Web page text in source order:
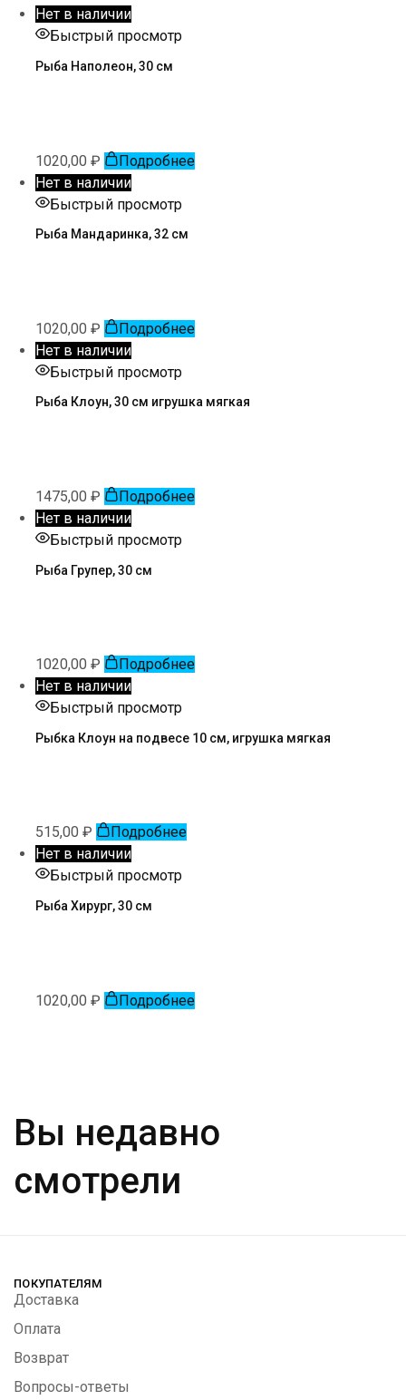
Нет в наличии
Быстрый просмотр
Рыба Наполеон, 30 см
1020,00 ₽
Подробнее
Нет в наличии
Быстрый просмотр
Рыба Мандаринка, 32 см
1020,00 ₽
Подробнее
Нет в наличии
Быстрый просмотр
Рыба Клоун, 30 см игрушка мягкая
1475,00 ₽
Подробнее
Нет в наличии
Быстрый просмотр
Рыба Групер, 30 см
1020,00 ₽
Подробнее
Нет в наличии
Быстрый просмотр
Рыбка Клоун на подвесе 10 см, игрушка мягкая
515,00 ₽
Подробнее
Нет в наличии
Быстрый просмотр
Рыба Хирург, 30 см
1020,00 ₽ Подробнее
Вы недавно
смотрели
ПОКУПАТЕЛЯМ
Доставка
Оплата
Возврат
Вопросы-ответы